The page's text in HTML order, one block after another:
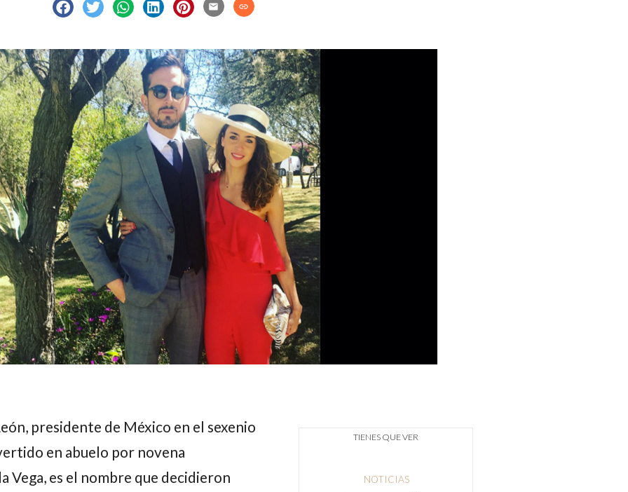
email link
, presidente de México en el sexenio
en abuelo por novena
Vega, es el nombre que decidieron
TIENES QUE VER
NOTICIAS